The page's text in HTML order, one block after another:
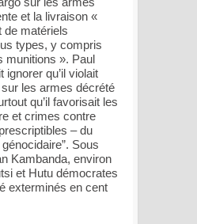
et la livraison «
de matériels
types, y compris
munitions ». Paul
ignorer qu’il violait
sur les armes décrété
qu’il favorisait les
et crimes contre
– du
Sous
Kambanda, environ
et Hutu démocrates
exterminés en cent